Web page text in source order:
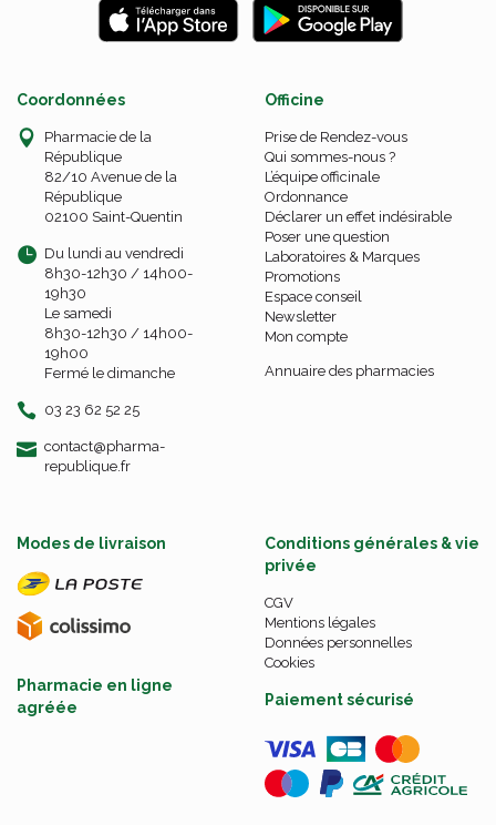
Coordonnées
Pharmacie de la
République
82/10 Avenue de la
République
02100 Saint-Quentin
Du lundi au vendredi
8h30-12h30 / 14h00-
19h30
Le samedi
8h30-12h30 / 14h00-
19h00
Fermé le dimanche
03 23 62 52 25
contact-
@-
pharma-
republique.fr
Officine
Prise de Rendez-vous
Qui sommes-nous ?
L’équipe officinale
Ordonnance
Déclarer un effet indésirable
Poser une question
Laboratoires & Marques
Promotions
Espace conseil
Newsletter
Mon compte
Annuaire des pharmacies
Modes de livraison
Pharmacie en ligne
agréée
Conditions générales & vie
privée
CGV
Mentions légales
Données personnelles
Cookies
Paiement sécurisé